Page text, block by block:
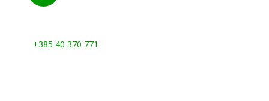
+385 40 370 771